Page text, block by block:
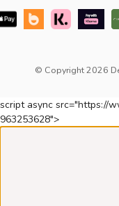
© Copyright 2026
script async src="https://
963253628">